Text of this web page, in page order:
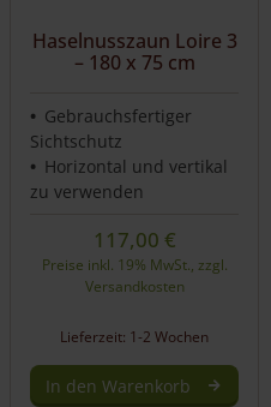
der
Produktseite
werden
Haselnusszaun Loire 3
– 180 x 75 cm
Gebrauchsfertiger
Sichtschutz
Horizontal und vertikal
zu verwenden
117,00 €
Preise inkl. 19% MwSt., zzgl.
Versandkosten
Lieferzeit: 1-2 Wochen
In den Warenkorb